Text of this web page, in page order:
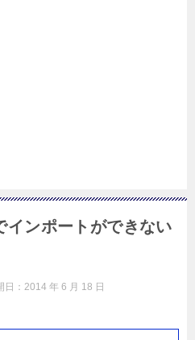
ンポートができない
日： 2014 年 6 月 18 日